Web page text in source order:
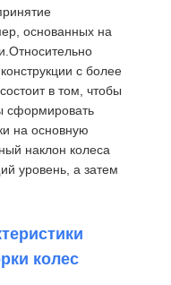
основанных на
с более
в том, чтобы
сформировать
на основную
наклон колеса
уровень, а затем
колес